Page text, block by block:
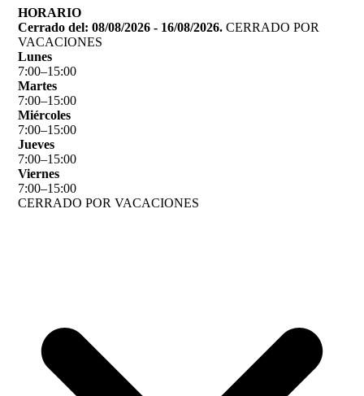
HORARIO
Cerrado del: 08/08/2026 - 16/08/2026.CERRADO POR
VACACIONES
Lunes
7:00–15:00
Martes
7:00–15:00
Miércoles
7:00–15:00
Jueves
7:00–15:00
Viernes
7:00–15:00
CERRADO POR VACACIONES